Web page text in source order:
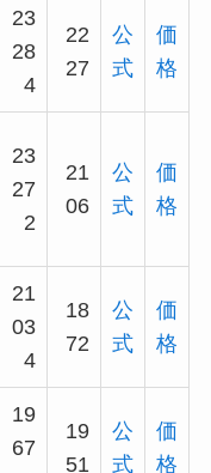
23
28
4
22
27
公
式
価
格
23
27
2
21
06
公
式
価
格
21
03
4
18
72
公
式
価
格
19
67
19
51
公
式
価
格